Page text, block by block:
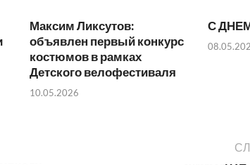
Максим Ликсутов:
объявлен первый конкурс
костюмов в рамках
Детского велофестиваля
10.05.2026
С